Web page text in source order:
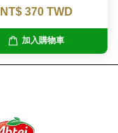
NT$ 370 TWD
加入購物車